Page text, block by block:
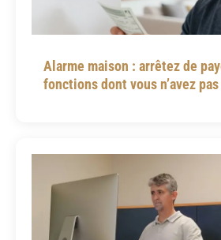
Alarme maison : arrêtez de
fonctions dont vous n’avez